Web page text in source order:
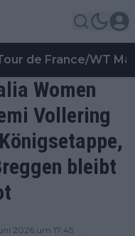
de France/WT
Women
Vollering
bleibt
2026 um 17:45